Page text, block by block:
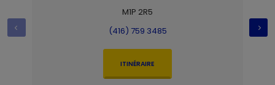
M1P 2R5
(416) 759 3485
ITINÉRAIRE